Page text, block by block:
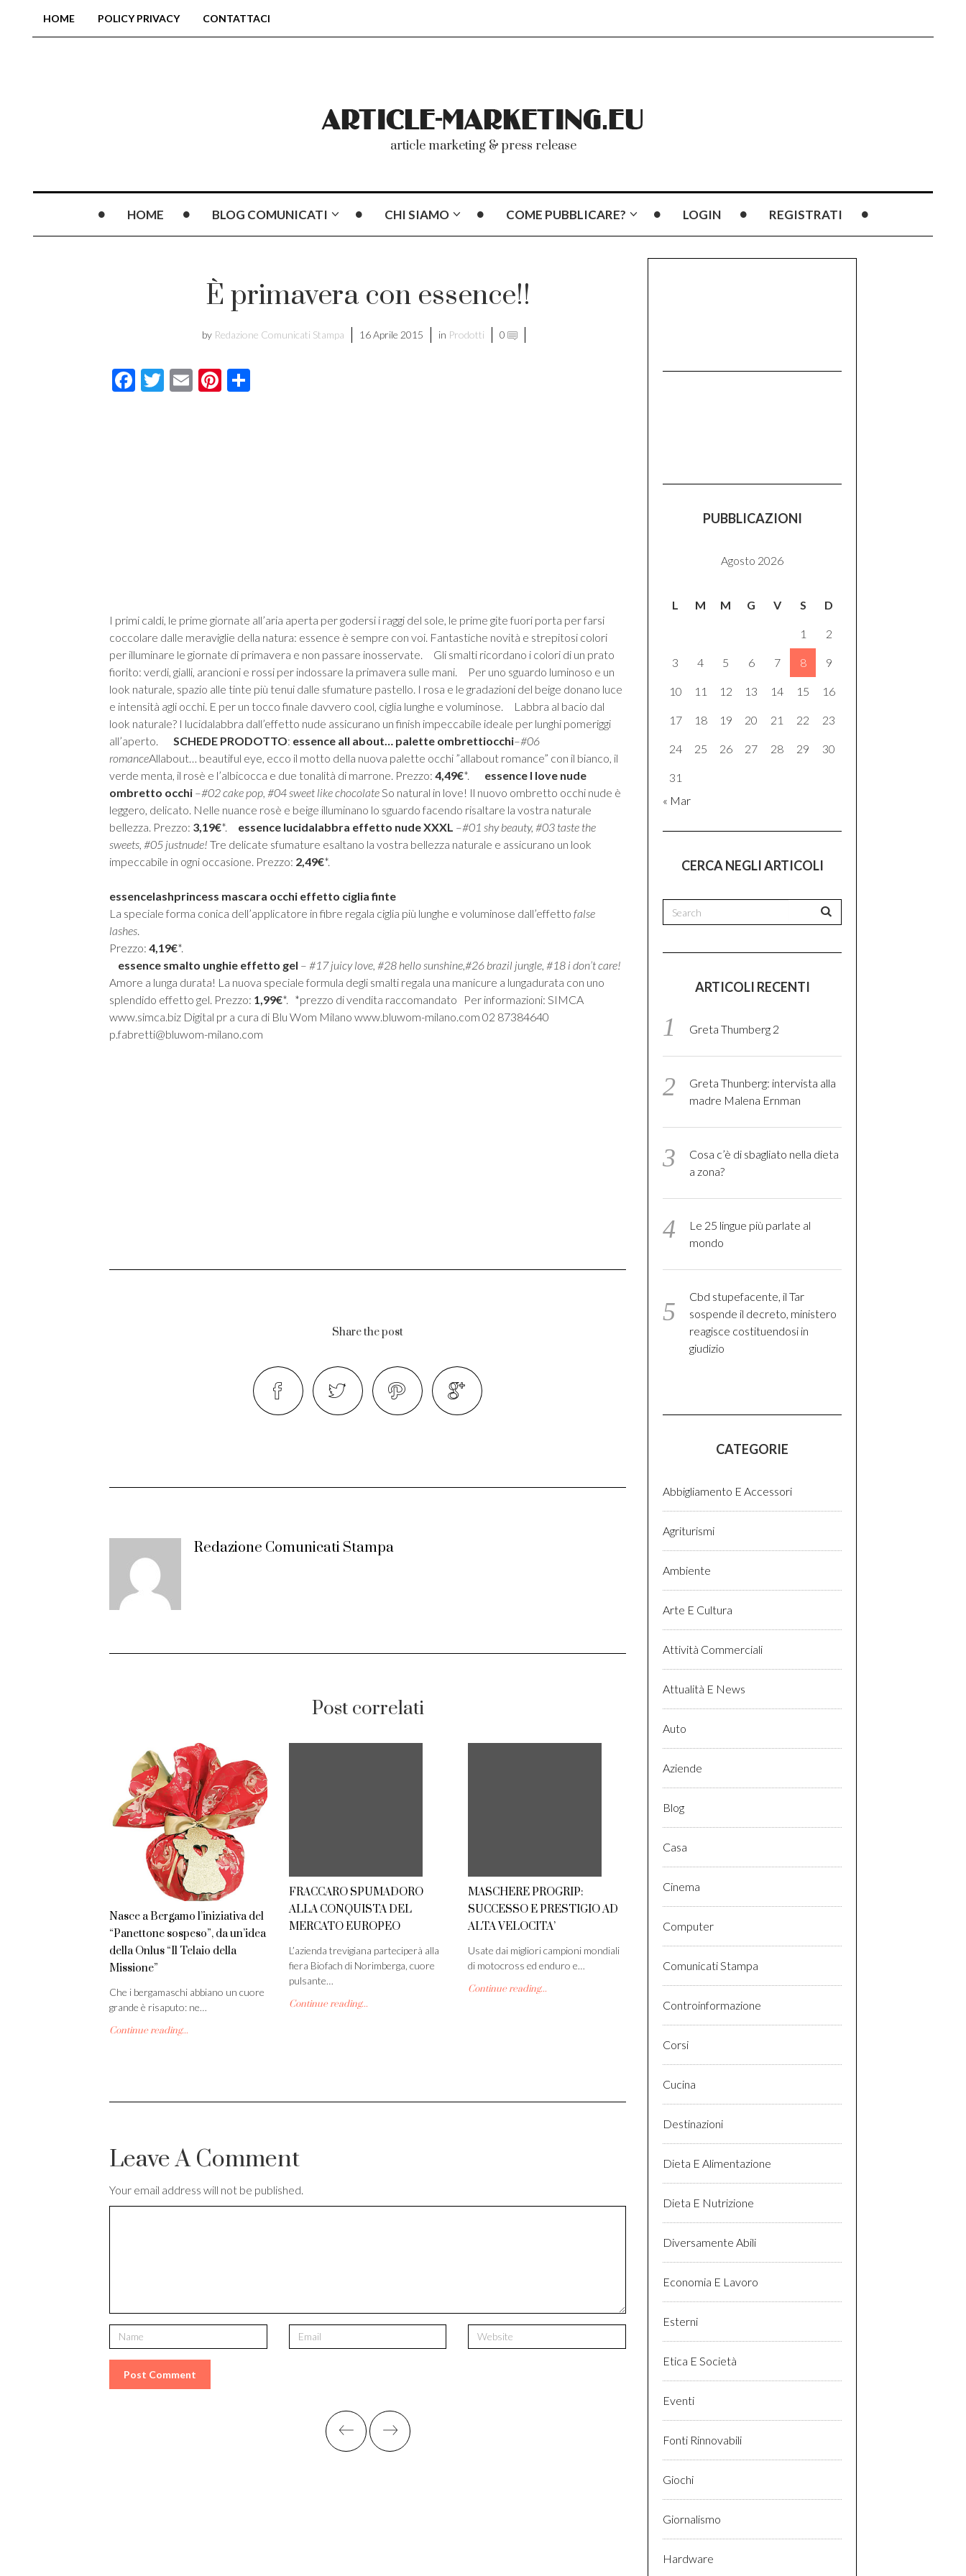
HOME POLICY PRIVACY CONTATTACI
article marketing & press release
HOME BLOG COMUNICATI CHI SIAMO COME PUBBLICARE? LOGIN REGISTRATI
È primavera con essence!!
by Redazione Comunicati Stampa 16 Aprile 2015 in Prodotti 0
Facebook
Twitter
EmailPinterest
I primi caldi, le prime giornate all’aria aperta per godersi i raggi del sole, le prime gite fuori porta per farsi
coccolare dalle meraviglie della natura: essence è sempre con voi. Fantastiche novità e strepitosi colori
per illuminare le giornate di primavera e non passare inosservate. Gli smalti ricordano i colori di un prato
fiorito: verdi, gialli, arancioni e rossi per indossare la primavera sulle mani. Per uno sguardo luminoso e un
look naturale, spazio alle tinte più tenui dalle sfumature pastello. I rosa e le gradazioni del beige donano luce
e intensità agli occhi. E per un tocco finale davvero cool, ciglia lunghe e voluminose. Labbra al bacio dal
look naturale? I lucidalabbra dall’effetto nude assicurano un finish impeccabile ideale per lunghi pomeriggi
all’aperto. SCHEDE PRODOTTO: essence all about… palette ombrettiocchi–#06
romanceAllabout… beautiful eye, ecco il motto della nuova palette occhi ”allabout romance” con il bianco, il
verde menta, il rosè e l’albicocca e due tonalità di marrone. Prezzo: 4,49€*. essence I love nude
ombretto occhi –#02cake pop, #04 sweet like chocolateSo natural in love! Il nuovo ombretto occhi nude è
leggero, delicato. Nelle nuance rosè e beige illuminano lo sguardo facendo risaltare la vostra naturale
bellezza. Prezzo: 3,19€*. essence lucidalabbra effetto nude XXXL –#01 shy beauty, #03 taste the
sweets, #05 justnude! Tre delicate sfumature esaltano la vostra bellezza naturale e assicurano un look
impeccabile in ogni occasione. Prezzo: 2,49€*.
essencelashprincess mascara occhi effetto ciglia finte
La speciale forma conica dell’applicatore in fibre regala ciglia più lunghe e voluminose dall’effetto false
lashes.
Prezzo: 4,19€*.
essence smalto unghie effetto gel – #17juicylove, #28 hellosunshine,#26 brazil jungle, #18 idon’t care!
Amore a lunga durata! La nuova speciale formula degli smalti regala una manicure a lungadurata con uno
splendido effetto gel. Prezzo: 1,99€*. *prezzo di vendita raccomandato Per informazioni: SIMCA
www.simca.biz Digital pr a cura di Blu Wom Milano www.bluwom-milano.com 02 87384640
p.fabretti@bluwom-milano.com
Share the post
Redazione Comunicati Stampa
Post correlati
Nasce a Bergamo l’iniziativa del
“Panettone sospeso”, da un’idea
della Onlus “Il Telaio della
Missione”
Che i bergamaschi abbiano un cuore
grande è risaputo: ne…
Continue reading...
FRACCARO SPUMADORO
ALLA CONQUISTA DEL
MERCATO EUROPEO
L’azienda trevigiana parteciperà alla
fiera Biofach di Norimberga, cuore
pulsante…
Continue reading...
MASCHERE PROGRIP:
SUCCESSO E PRESTIGIO AD
ALTA VELOCITA’
Usate dai migliori campioni mondiali
di motocross ed enduro e…
Continue reading...
Leave A Comment
Your email address will not be published.
PUBBLICAZIONI
Agosto 2026
L M M G V S D
1 2
3 4 5 6 7 8 9
10 11 12 13 14 15 16
17 18 19 20 21 22 23
24 25 26 27 28 29 30
31
« Mar
CERCA NEGLI ARTICOLI
ARTICOLI RECENTI
Greta Thumberg 2
Greta Thunberg: intervista alla
madre Malena Ernman
Cosa c’è di sbagliato nella dieta
a zona?
Le 25 lingue più parlate al
mondo
Cbd stupefacente, il Tar
sospende il decreto, ministero
reagisce costituendosi in
giudizio
CATEGORIE
Abbigliamento E Accessori
Agriturismi
Ambiente
Arte E Cultura
Attività Commerciali
Attualità E News
Auto
Aziende
Blog
Casa
Cinema
Computer
Comunicati Stampa
Controinformazione
Corsi
Cucina
Destinazioni
Dieta E Alimentazione
Dieta E Nutrizione
Diversamente Abili
Economia E Lavoro
Esterni
Etica E Società
Eventi
Fonti Rinnovabili
Giochi
Giornalismo
Hardware